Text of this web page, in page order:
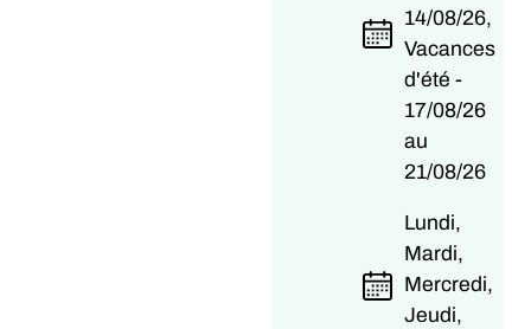
14/08/26,
Vacances
d'été -
17/08/26
au
21/08/26
Lundi,
Mardi,
Mercredi,
Jeudi,